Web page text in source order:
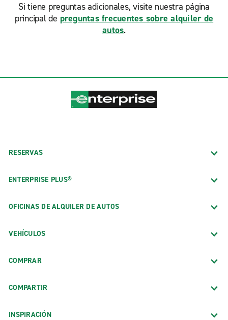
Si tiene preguntas adicionales, visite nuestra página
principal de preguntas frecuentes sobre alquiler de
autos.
RESERVAS
ENTERPRISE PLUS®
OFICINAS DE ALQUILER DE AUTOS
VEHÍCULOS
COMPRAR
COMPARTIR
INSPIRACIÓN